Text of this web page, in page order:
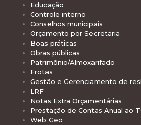
Educação
Controle interno
Conselhos municipais
Orçamento por Secretaria
Boas práticas
Obras públicas
Patrimônio/Almoxarifado
Frotas
Gestão e Gerenciamento de
LRF
Notas Extra Orçamentárias
Prestação de Contas Anual ao
Web Geo